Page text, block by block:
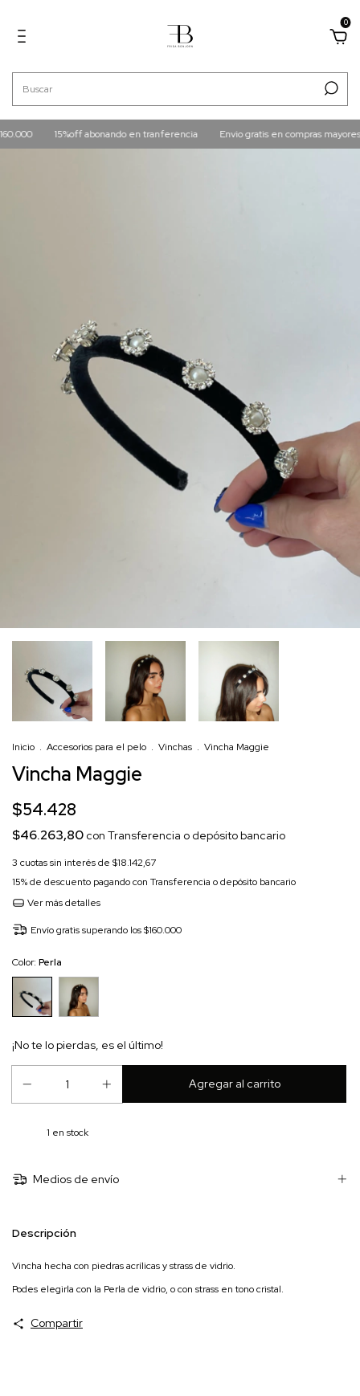
0
15%off abonando en tranferencia Envio gratis en compras mayores
Inicio . Accesorios para el pelo . Vinchas . Vincha Maggie
Vincha Maggie
$54.428
$46.263,80 con Transferencia o depósito bancario
3 cuotas sin interés de $18.142,67
15% de descuento pagando con Transferencia o depósito bancario
Ver más detalles
Envío gratis superando los$160.000
Color: Perla
¡No te lo pierdas, es el último!
1 en stock
Medios de envío
Descripción
Vincha hecha con piedras acrílicas y strass de vidrio.
Podes elegirla con la Perla de vidrio, o con strass en tono cristal.
Compartir